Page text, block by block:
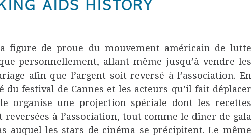
figure de proue du mouvement américain de lutte
personnellement, allant même jusqu’à vendre les
afin que l’argent soit reversé à l’association. En
festival de Cannes et les acteurs qu’il fait déplacer
organise une projection spéciale dont les recettes
reversées à l’association, tout comme le dîner de gala
auquel les stars de cinéma se précipitent. Le même